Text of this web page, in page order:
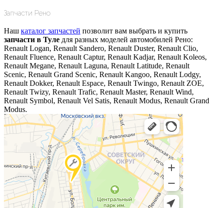
Запчасти Рено
Наш каталог запчастей позволит вам выбрать и купить
запчасти в Туле для разных моделей автомобилей Рено:
Renault Logan, Renault Sandero, Renault Duster, Renault Clio,
Renault Fluence, Renault Captur, Renault Kadjar, Renault Koleos,
Renault Megane, Renault Laguna, Renault Latitude, Renault
Scenic, Renault Grand Scenic, Renault Kangoo, Renault Lodgy,
Renault Dokker, Renault Espace, Renault Twingo, Renault ZOE,
Renault Twizy, Renault Trafic, Renault Master, Renault Wind,
Renault Symbol, Renault Vel Satis, Renault Modus, Renault Grand
Modus.